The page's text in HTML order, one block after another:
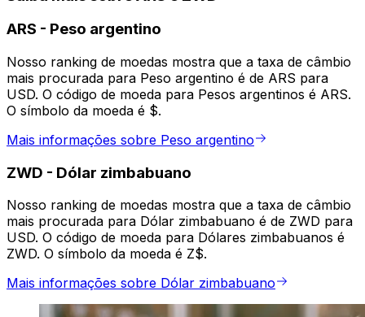
ARS - Peso argentino
Nosso ranking de moedas mostra que a taxa de câmbio
mais procurada para Peso argentino é de ARS para
USD. O código de moeda para Pesos argentinos é ARS.
O símbolo da moeda é $.
Mais informações sobre Peso argentino
ZWD - Dólar zimbabuano
Nosso ranking de moedas mostra que a taxa de câmbio
mais procurada para Dólar zimbabuano é de ZWD para
USD. O código de moeda para Dólares zimbabuanos é
ZWD. O símbolo da moeda é Z$.
Mais informações sobre Dólar zimbabuano